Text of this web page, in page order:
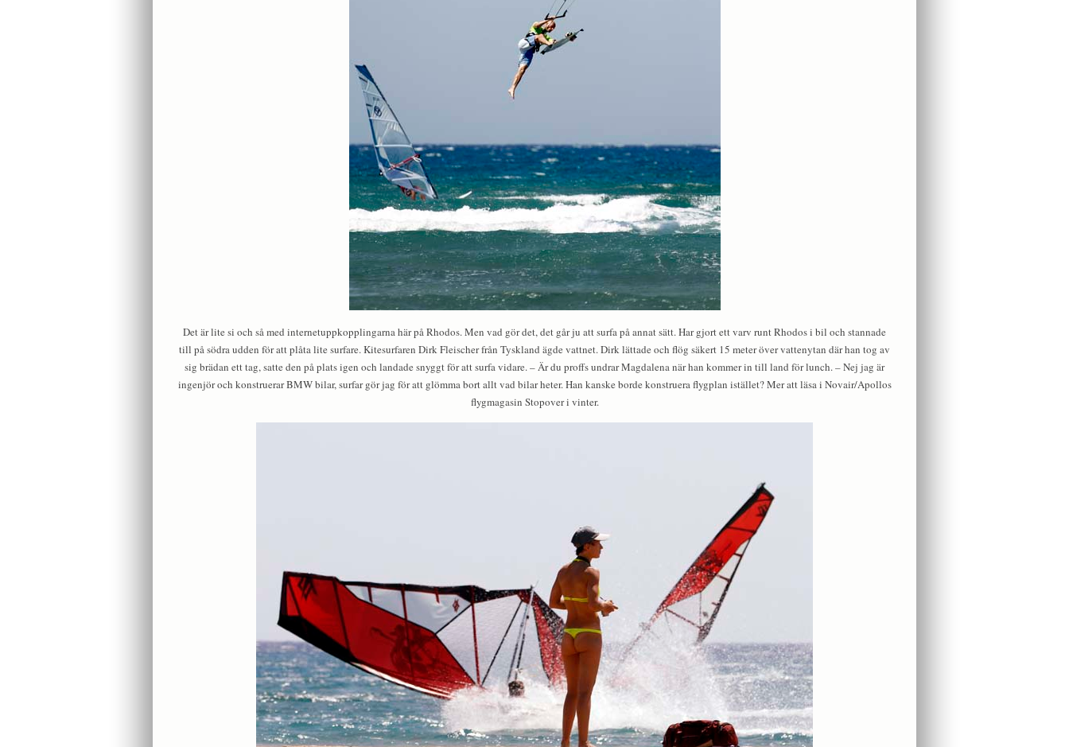
Det är lite si och så med internetuppkopplingarna här på Rhodos. Men vad gör det, det går ju att surfa på annat sätt. Har gjort ett varv runt Rhodos i bil och stannade
till på södra udden för att plåta lite surfare. Kitesurfaren Dirk Fleischer från Tyskland ägde vattnet. Dirk lättade och flög säkert 15 meter över vattenytan där han tog av
sig brädan ett tag, satte den på plats igen och landade snyggt för att surfa vidare. – Är du proffs undrar Magdalena när han kommer in till land för lunch. – Nej jag är
ingenjör och konstruerar BMW bilar, surfar gör jag för att glömma bort allt vad bilar heter. Han kanske borde konstruera flygplan istället? Mer att läsa i Novair/Apollos
flygmagasin Stopover i vinter.